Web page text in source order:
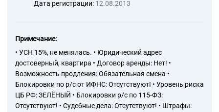
71.20.4 Испытания,
71.20.5 Технический осмотр
автотранспортных средств
71.20.6 Экспертиза проектной
документации и результатов
инженерных изысканий
71.20.7 Деятельность по
Дата регистрации: 12.08.2013
Примечание:
• УСН 15%, не менялась. • Юридический адрес
достоверный, квартира • Договор аренды: Нет! •
Возможность продления: Обязательная смена •
Блокировки по р/с от ИФНС: Отсутствуют! • Уровень риска
ЦБ РФ: ЗЕЛЁНЫЙ • Блокировки р/с по 115-ФЗ:
Отсутствуют! • Судебные дела: Отсутствуют! • Штрафы: